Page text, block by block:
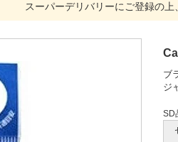
スーパーデリバリーにご登録の
ブ
ジ
SD